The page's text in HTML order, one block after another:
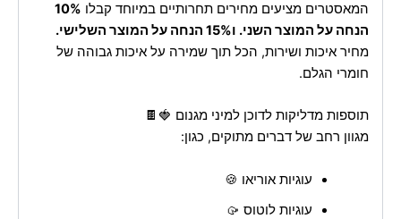
המאסטרים מציעים מחירים תחרותיים במיוחד קבלו 10%
הנחה על המוצר השני. ו15% הנחה על המוצר השלישי.
מחיר איכות ושירות, הכל תוך שמירה על איכות גבוהה של
חומרי הגלם.
תוספות מדליקות לדוכן למיני מגנום 🍓🍫
מגוון רחב של דברים מתוקים, כגון:
עוגיות אוריאו 🍪
עוגיות לוטוס 🥠